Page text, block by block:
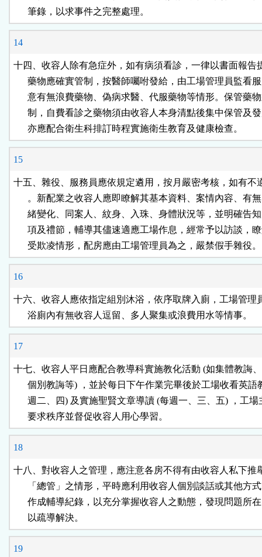
      筆錄，以求事件之完整處理。
14
十四、收容人除有急症外，如有病須看診，一律以書面報告
藥物應確實管制，按醫師囑咐發給，由工場管理員監看
意有無浪費藥物、偽病求醫、代服藥物等情形。保管藥
制，自費看診之藥物須由收容人本身清點後集中保管及
      亦應配合衛生科排訂時程實施衛生教育及健康檢查。
15
十五、雜役、服務員應依規定遴用，按月嚴密考核，如有不
。新配業之收容人應即瞭解其基本資料、案情內容、有
緒變化、同案人、紋身、入珠、身體狀況等，並明確告
項及禮節，輔導其儘速適應工場作息，經常予以訪談，
      受欺凌情形，配房應由工場管理員為之，嚴禁假手雜役。
16
十六、收容人應依指定組別沐浴，依序取牌入廁，工場管理
      浴廁內有無收容人逗留、多人聚集或浪費用水等情事。
17
十七、收容人平日應配合教導科實施教化活動 (如集體教誨
個別教誨等) ，並於每日下午作業完畢後於工場收看英語
週二、四) 及實施聖賢文章導讀 (每週一、三、五) ，工
      要求秩序並督促收容人用心學習。
18
十八、對收容人之管理，應注意各房不得有由收容人私下推
「總管」之情形，平時應利用收容人個別談話或其他方
作成輔導紀錄，以充分掌握收容人之動態，發現問題所
      以疏導解決。
19